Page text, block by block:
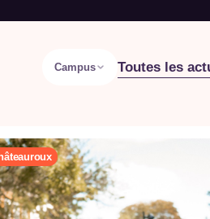
Campus Toutes les